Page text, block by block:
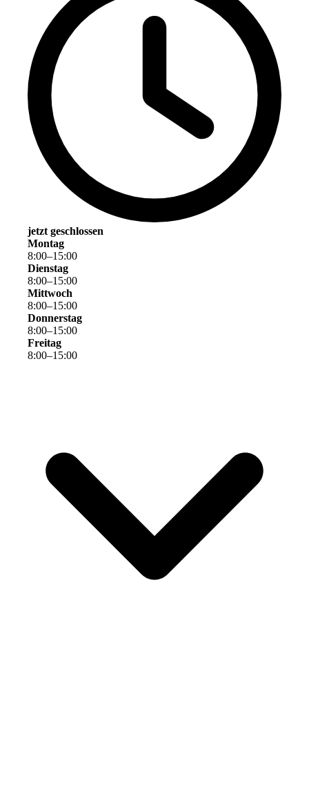
jetzt geschlossen
Montag
8:00–15:00
Dienstag
8:00–15:00
Mittwoch
8:00–15:00
Donnerstag
8:00–15:00
Freitag
8:00–15:00